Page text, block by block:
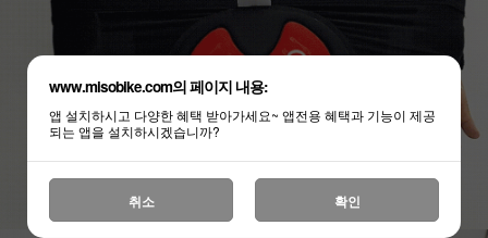
www.misobike.com의 페이지 내용:
앱 설치하시고 다양한 혜택 받아가세요~ 앱전용 혜택과 기능이 제공
되는 앱을 설치하시겠습니까?
취소 확인